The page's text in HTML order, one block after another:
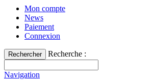
Mon compte
News
Paiement
Connexion
Rechercher Recherche :
Navigation